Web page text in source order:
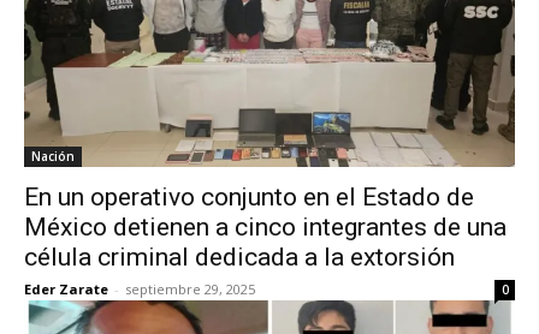
Nación
En un operativo conjunto en el Estado de
México detienen a cinco integrantes de una
célula criminal dedicada a la extorsión
Eder Zarate - septiembre 29, 2025 0